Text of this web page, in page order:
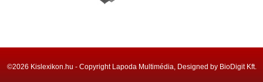
©2026 Kislexikon.hu - Copyright Lapoda Multimédia, Designed by BioDigit Kft.